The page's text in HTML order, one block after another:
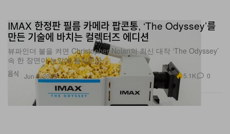
음식
IMAX 한정판 필름 카메라 팝콘통, ‘The Odyssey’를
만든 기술에 바치는 컬렉터즈 에디션
뷰파인더 불을 켜면 Christopher Nolan의 최신 대작 ‘The Odyssey’
속 한 장면이 눈앞에 펼쳐진다.
Jun 5, 2026 5.1K 0